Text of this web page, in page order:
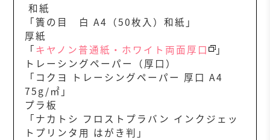
和紙
「簀の目 白 A4（50枚入）和紙」
厚紙
「キヤノン普通紙・ホワイト両面厚口
」
トレーシングペーパー（厚口）
「コクヨ トレーシングペーパー 厚口 A4
75g/㎡」
プラ板
「ナカトシ フロストプラバン インクジェッ
トプリンタ用 はがき判」